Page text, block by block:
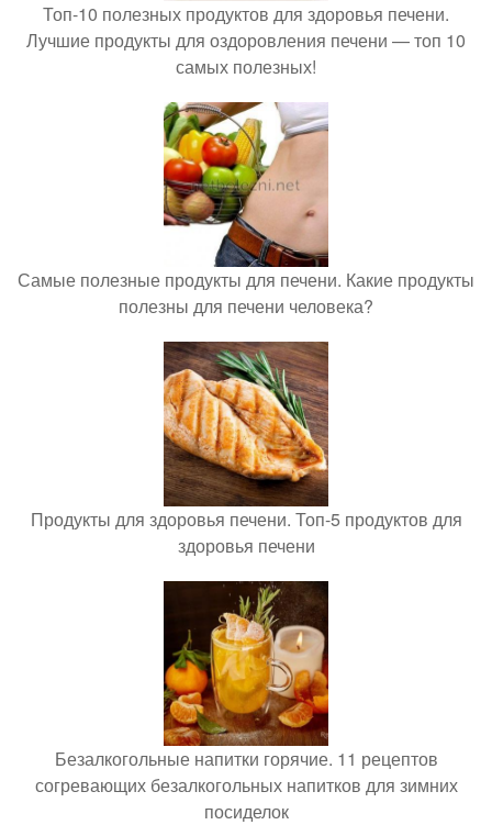
Топ-10 полезных продуктов для здоровья печени.
Лучшие продукты для оздоровления печени — топ 10
самых полезных!
Самые полезные продукты для печени. Какие продукты
полезны для печени человека?
Продукты для здоровья печени. Топ-5 продуктов для
здоровья печени
Безалкогольные напитки горячие. 11 рецептов
согревающих безалкогольных напитков для зимних
посиделок